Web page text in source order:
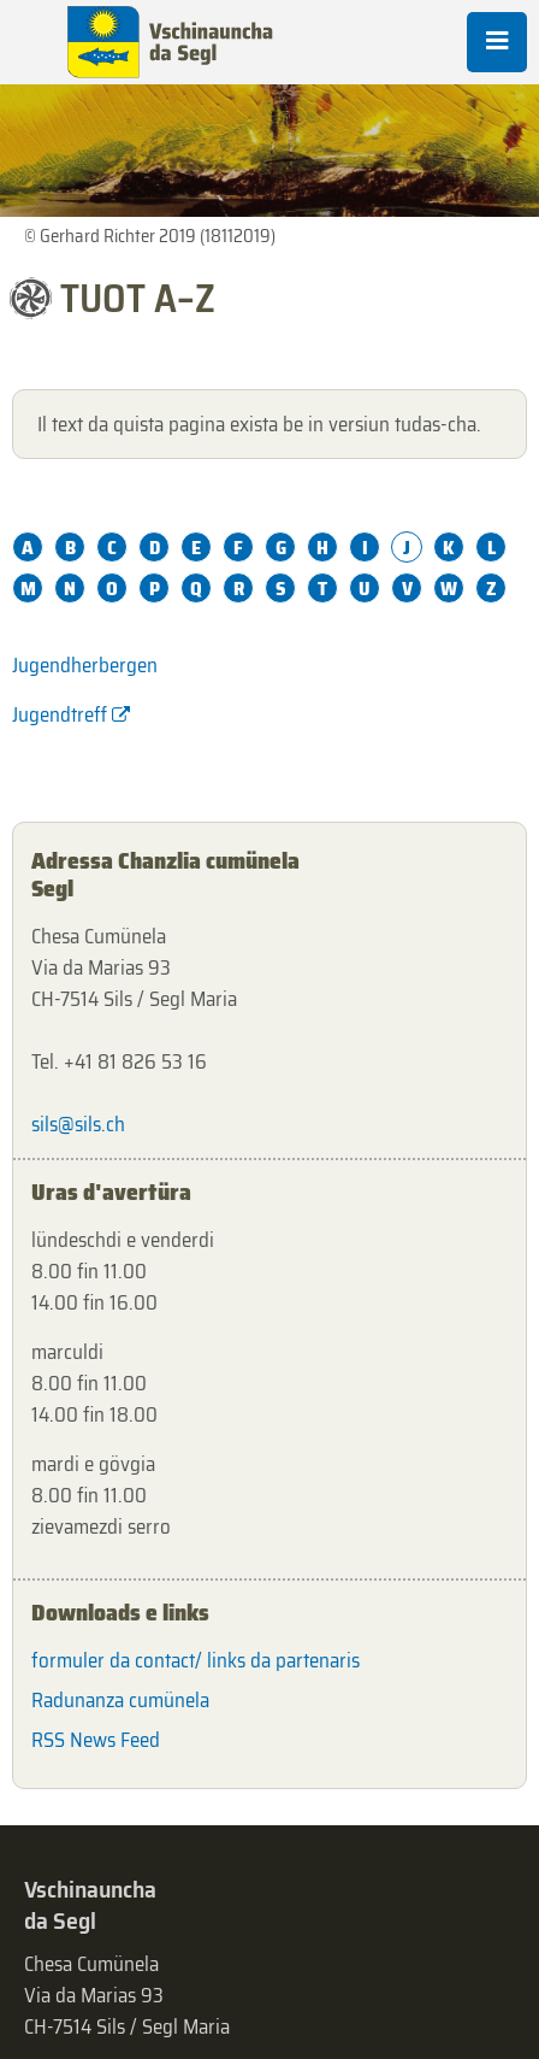
© Gerhard Richter 2019 (18112019)
TUOT A–Z
Il text da quista pagina exista be in versiun tudas-cha.
A B C D E F G H I J K
L
M
N O P Q R S T U V W Z
Jugendherbergen
Jugendtreff
Adressa Chanzlia cumünela
Segl
Chesa Cumünela
Via da Marias 93
CH-7514 Sils / Segl Maria
Tel. +41 81 826 53 16
sils@sils.ch
Uras d'avertüra
lündeschdi e venderdi
8.00 fin 11.00
14.00 fin 16.00
marculdi
8.00 fin 11.00
14.00 fin 18.00
mardi e gövgia
8.00 fin 11.00
zievamezdi serro
Downloads e links
formuler da contact/ links da partenaris
Radunanza cumünela
RSS News Feed
Vschinauncha
da Segl
Chesa Cumünela
Via da Marias 93
CH-7514 Sils / Segl Maria